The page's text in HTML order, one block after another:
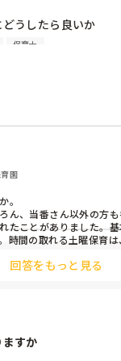
うしたら良いか
めにはどうしたら良
いることや意見があ
出しないといけなく
す！
保育士
園
。
ん、当番さん以外の方
たことがありました。
時間の取れる土曜保育
散らかってしまいますよ
すいように工夫しました
は処理の仕方などを職員
回答をもっと見る
すか